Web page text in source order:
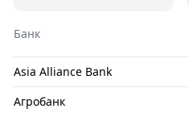
Банк
Asia Alliance Bank
Агробанк